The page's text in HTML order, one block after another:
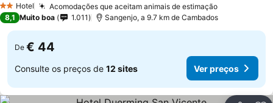
2 Estrelas
Hotel Acomodações que aceitam animais de estimação
8,1 Muito boa 1.011 Sangenjo, a 9.7 km de Cambados
De € 44
Consulte os preços de 12 sites Ver preços